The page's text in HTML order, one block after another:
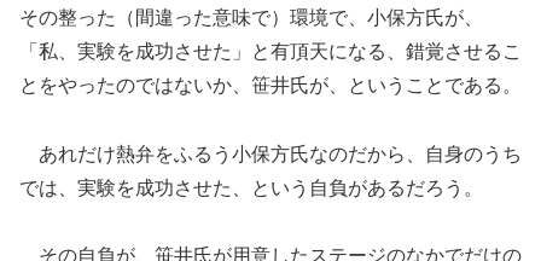
その整った（間違った意味で）環境で、小保方氏が、
「私、実験を成功させた」と有頂天になる、錯覚させるこ
とをやったのではないか、笹井氏が、ということである。
あれだけ熱弁をふるう小保方氏なのだから、自身のうち
では、実験を成功させた、という自負があるだろう。
その自負が、笹井氏が用意したステージのなかでだけの